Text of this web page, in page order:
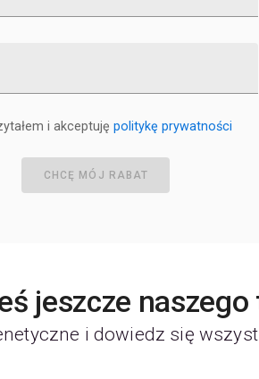
i akceptuję politykę prywatności
CHCĘ MÓJ RABAT
jeszcze
i dowiedz się